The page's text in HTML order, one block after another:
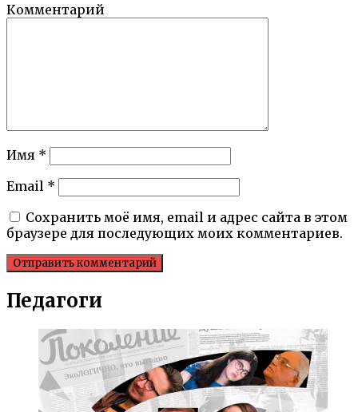
Комментарий
Имя *
Email *
Сохранить моё имя, email и адрес сайта в этом
браузере для последующих моих комментариев.
Педагоги